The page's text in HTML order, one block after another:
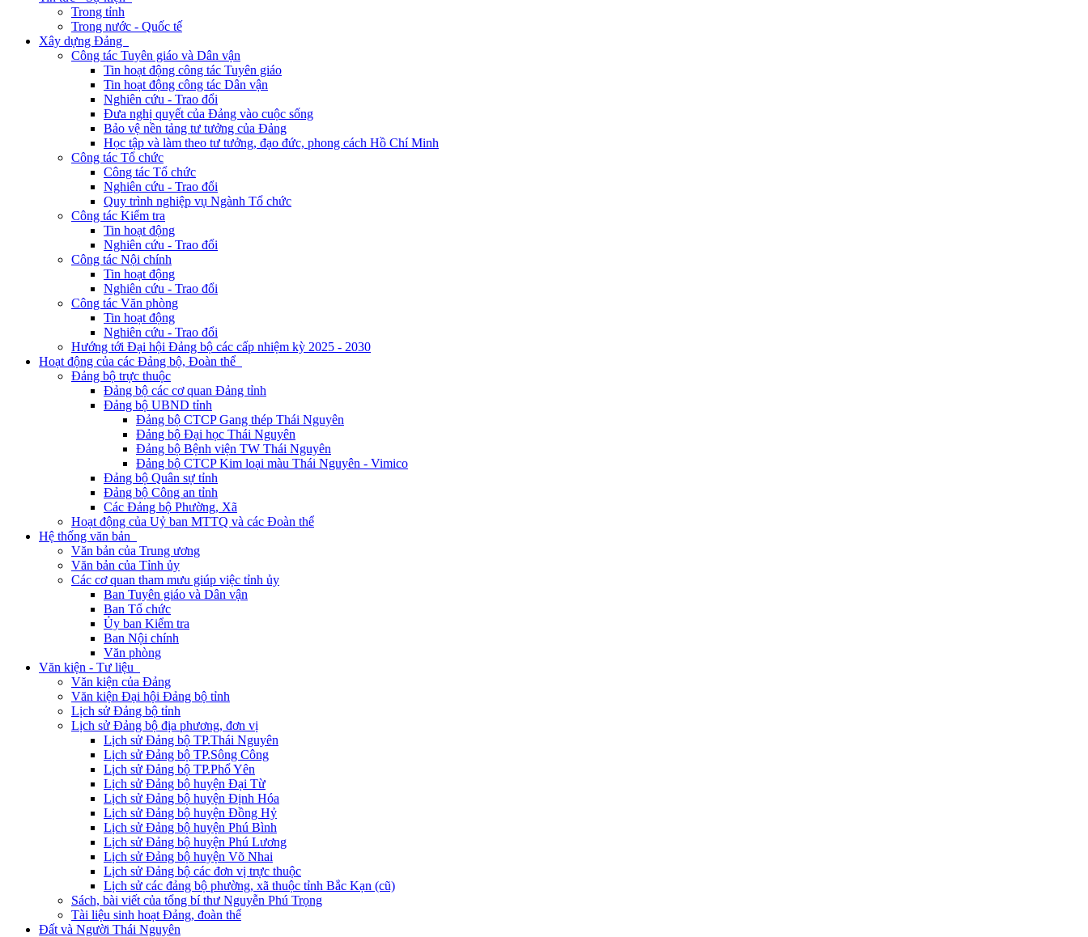
Trong tỉnh
Trong nước - Quốc tế
Xây dựng Đảng
Công tác Tuyên giáo và Dân vận
Tin hoạt động công tác Tuyên giáo
Tin hoạt động công tác Dân vận
Nghiên cứu - Trao đổi
Đưa nghị quyết của Đảng vào cuộc sống
Bảo vệ nền tảng tư tưởng của Đảng
Học tập và làm theo tư tưởng, đạo đức, phong cách Hồ Chí Minh
Công tác Tổ chức
Công tác Tổ chức
Nghiên cứu - Trao đổi
Quy trình nghiệp vụ Ngành Tổ chức
Công tác Kiểm tra
Tin hoạt động
Nghiên cứu - Trao đổi
Công tác Nội chính
Tin hoạt động
Nghiên cứu - Trao đổi
Công tác Văn phòng
Tin hoạt động
Nghiên cứu - Trao đổi
Hướng tới Đại hội Đảng bộ các cấp nhiệm kỳ 2025 - 2030
Hoạt động của các Đảng bộ, Đoàn thể
Đảng bộ trực thuộc
Đảng bộ các cơ quan Đảng tỉnh
Đảng bộ UBND tỉnh
Đảng bộ CTCP Gang thép Thái Nguyên
Đảng bộ Đại học Thái Nguyên
Đảng bộ Bệnh viện TW Thái Nguyên
Đảng bộ CTCP Kim loại màu Thái Nguyên - Vimico
Đảng bộ Quân sự tỉnh
Đảng bộ Công an tỉnh
Các Đảng bộ Phường, Xã
Hoạt động của Uỷ ban MTTQ và các Đoàn thể
Hệ thống văn bản
Văn bản của Trung ương
Văn bản của Tỉnh ủy
Các cơ quan tham mưu giúp việc tỉnh ủy
Ban Tuyên giáo và Dân vận
Ban Tổ chức
Ủy ban Kiểm tra
Ban Nội chính
Văn phòng
Văn kiện - Tư liệu
Văn kiện của Đảng
Văn kiện Đại hội Đảng bộ tỉnh
Lịch sử Đảng bộ tỉnh
Lịch sử Đảng bộ địa phương, đơn vị
Lịch sử Đảng bộ TP.Thái Nguyên
Lịch sử Đảng bộ TP.Sông Công
Lịch sử Đảng bộ TP.Phổ Yên
Lịch sử Đảng bộ huyện Đại Từ
Lịch sử Đảng bộ huyện Định Hóa
Lịch sử Đảng bộ huyện Đồng Hỷ
Lịch sử Đảng bộ huyện Phú Bình
Lịch sử Đảng bộ huyện Phú Lương
Lịch sử Đảng bộ huyện Võ Nhai
Lịch sử Đảng bộ các đơn vị trực thuộc
Lịch sử các đảng bộ phường, xã thuộc tỉnh Bắc Kạn (cũ)
Sách, bài viết của tổng bí thư Nguyễn Phú Trọng
Tài liệu sinh hoạt Đảng, đoàn thể
Đất và Người Thái Nguyên